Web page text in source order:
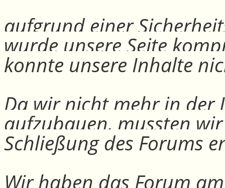
aufgrund einer
wurde unsere Seite
konnte unsere Inhalte
Da wir nicht mehr in der
aufzubauen, mussten
Schließung des Forums
Wir haben das Forum